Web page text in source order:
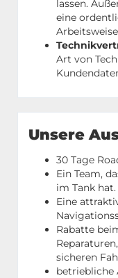
lassen.
eine
Art von
Unsere
30 Tage
Ein Team,
im Tank hat.
Eine
Rabatte
sicheren
betriebliche